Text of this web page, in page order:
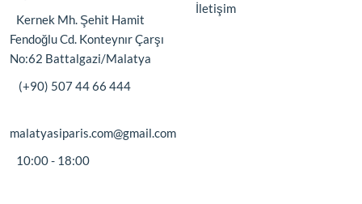
Kernek Mh. Şehit Hamit
Fendoğlu Cd. Konteynır Çarşı
No:62 Battalgazi/Malatya
(+90) 507 44 66 444
malatyasiparis.com@gmail.com
10:00 - 18:00
İletişim